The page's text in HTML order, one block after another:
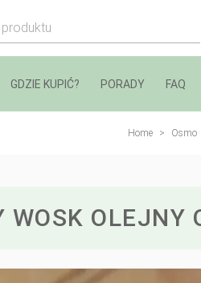
GDZIE KUPIĆ? PORADY FAQ
Home Osmo
WOSK OLEJNY